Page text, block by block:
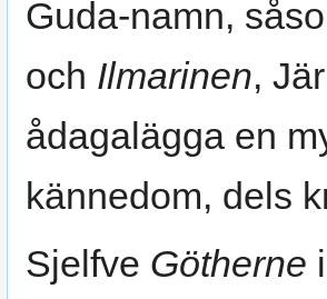
Guda-namn,
och Ilmarinen,
ådagalägga en
kännedom, dels
Sjelfve Götherne